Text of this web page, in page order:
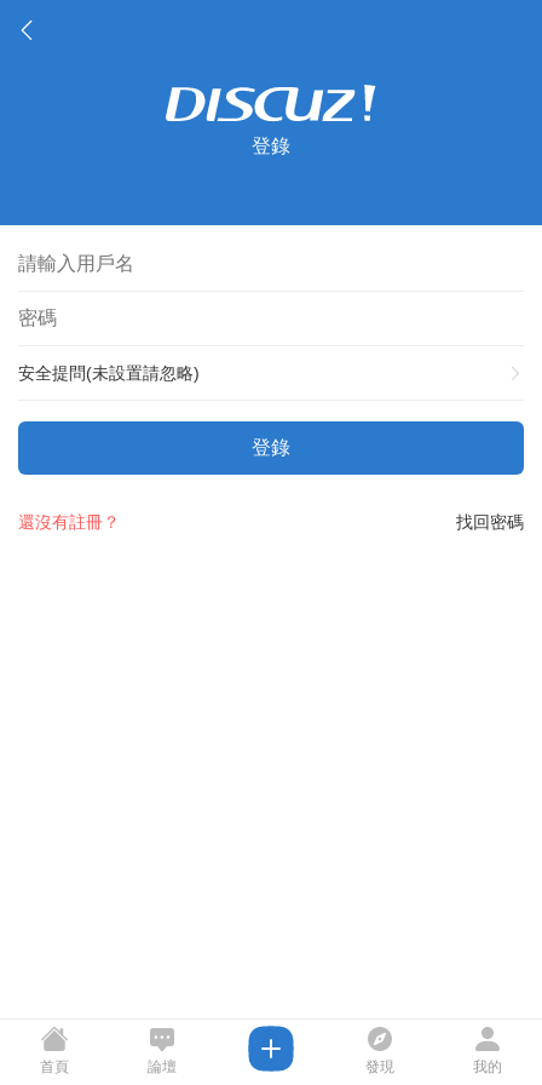
登錄
安全提問(未設置請忽略)
登錄
找回密碼
還沒有註冊？
首頁 論壇 發現 我的